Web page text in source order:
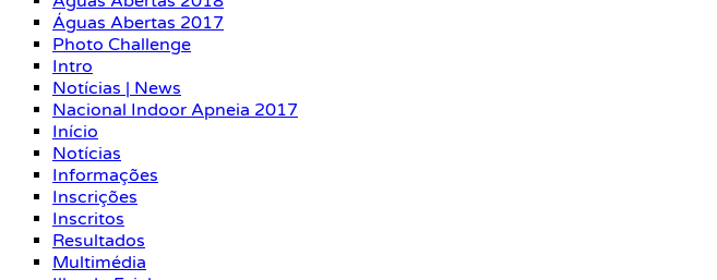
Águas Abertas 2017
Photo Challenge
Intro
Notícias | News
Nacional Indoor Apneia 2017
Início
Notícias
Informações
Inscrições
Inscritos
Resultados
Multimédia